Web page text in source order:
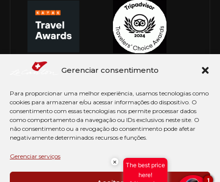
Gerenciar consentimento
Para proporcionar uma melhor experiência, usamos tecnologias como
cookies para armazenar e/ou acessar informações do dispositivo. O
consentimento com essas tecnologias nos permite processar dados
como comportamento da navegação ou IDs exclusivos neste site. O
não consentimento ou a revogação do consentimento pode afetar
negativamente determinados recursos e funções.
Gerenciar serviços
© Copyright 2026 Le Canton. Todos os direitos
PRÉ CHECK-IN
×
The best price
here!
1